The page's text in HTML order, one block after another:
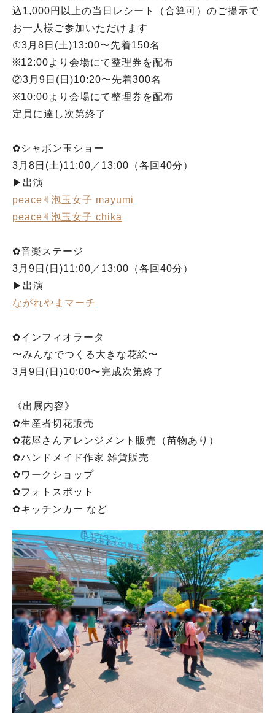
込1,000円以上の当日レシート（合算可）のご提示で
お一人様ご参加いただけます
①3月8日(土)13:00〜先着150名
※12:00より会場にて整理券を配布
②3月9日(日)10:20〜先着300名
※10:00より会場にて整理券を配布
定員に達し次第終了
✿シャボン玉ショー
3月8日(土)11:00／13:00（各回40分）
▶︎出演
peace✌︎泡玉女子 mayumi
peace✌︎泡玉女子 chika
✿音楽ステージ
3月9日(日)11:00／13:00（各回40分）
▶︎出演
ながれやまマーチ
✿インフィオラータ
〜みんなでつくる大きな花絵〜
3月9日(日)10:00〜完成次第終了
《出展内容》
✿生産者切花販売
✿花屋さんアレンジメント販売（苗物あり）
✿ハンドメイド作家 雑貨販売
✿ワークショップ
✿フォトスポット
✿キッチンカー など